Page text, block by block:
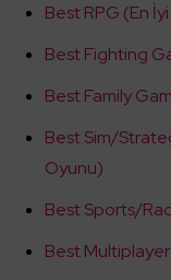
Best RPG (En
Best Fighting
Best Family
Best Sim/
Oyunu)
Best Sports/
Best